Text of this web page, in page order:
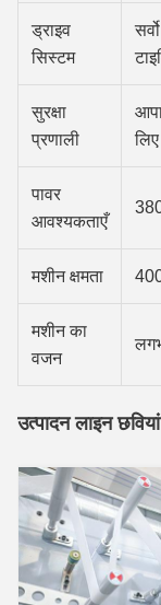
ड्राइव
सिस्टम
सुरक्षा
प्रणाली
पावर
आवश्यकताएँ
मशीन क्षमता
मशीन का
वजन
उत्पादन लाइन छवियां